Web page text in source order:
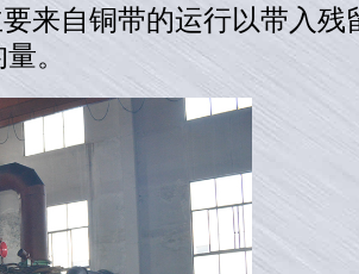
来自铜带的运行以带入残
。